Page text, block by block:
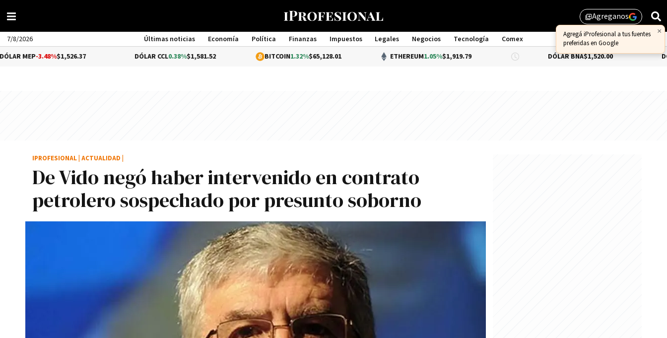
library_addAgreganos
7/8/2026 Últimas noticias Economía Política Finanzas Impuestos Legales Negocios Tecnología
Comex
Management
$1,526.37 0.38%$1,581.52 1.32%$65,128.01 ETHEREUM1.05%$1,919.79 DÓLAR BNA $1,520.00 DÓLAR BLUE-
De Vido negó haber intervenido en contrato
petrolero sospechado por presunto soborno
IPROFESIONAL ACTUALIDAD